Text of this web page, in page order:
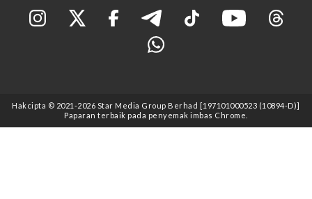
Hakcipta © 2021 -2026 Star Media Group Berhad [197101000523 (10894-D)]
Paparan terbaik pada penyemak imbas Chrome.